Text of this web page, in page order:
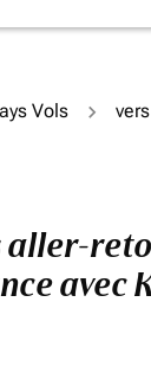
Vols
aller-
avec